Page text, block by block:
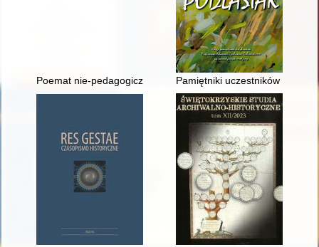
Poemat nie-pedagogiczny Pamiętniki uczestników i